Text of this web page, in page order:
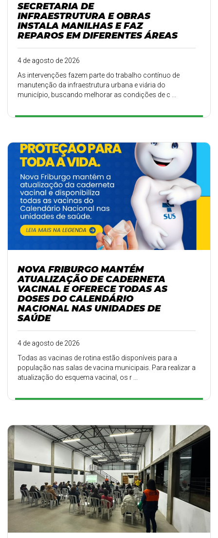
SECRETARIA DE
INFRAESTRUTURA E OBRAS
INSTALA MANILHAS E FAZ
REPAROS EM DIFERENTES ÁREAS
4 de agosto de 2026
As intervenções fazem parte do trabalho contínuo de
manutenção da infraestrutura urbana e viária do
município, buscando melhorar as condições de c ...
NOVA FRIBURGO MANTÉM
ATUALIZAÇÃO DE CADERNETA
VACINAL E OFERECE TODAS AS
DOSES DO CALENDÁRIO
NACIONAL NAS UNIDADES DE
SAÚDE
4 de agosto de 2026
Todas as vacinas de rotina estão disponíveis para a
população nas salas de vacina municipais. Para realizar a
atualização do esquema vacinal, os r ...